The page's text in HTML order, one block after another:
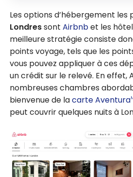
Les options d’hébergement les
Londressont Airbnbet les
meilleure stratégie consiste
points voyage, tels que les
vous pouvez appliquer à ces
un crédit sur le relevé. En effet,
nombreuses chambres
bienvenue de lacarte Aventura
peut couvrir quelques nuits à